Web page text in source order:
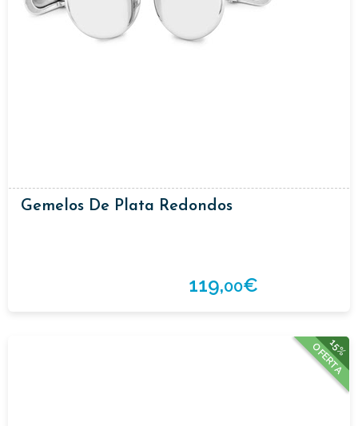
Gemelos De Plata Redondos
119,00€
15%
OFERTA